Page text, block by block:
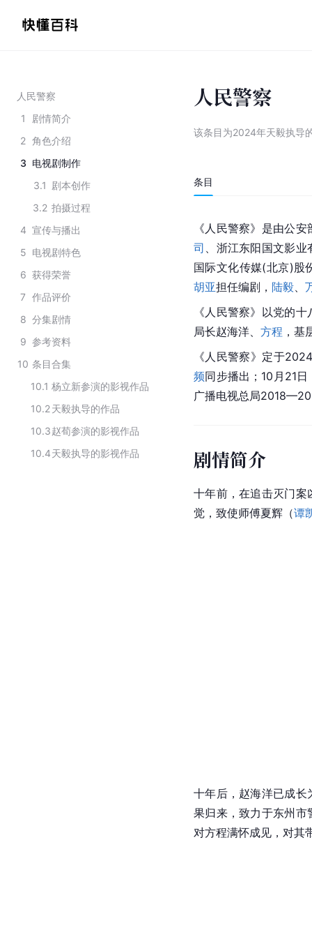
人民警察
1
剧情简介
2 角色介绍
3 电视剧制作
3.1 剧本创作
3.2 拍摄过程
4 宣传与播出
5 电视剧特色
6 获得荣誉
7 作品评价
8 分集剧情
9 参考资料
10 条目合集
10.1 杨立新参演的影视作品
10.2天毅执导的作品
10.3赵荀参演的影视作品
10.4天毅执导的影视作品
人民警察
该条目为2024年天毅执导
条目
《人民警察》是由公
司
、浙江东阳国文影
国际文化传媒(北京)股
胡亚担任编剧， 陆毅
《人民警察》以党的
局长赵海洋、 方程 ，
《人民警察》定于
频同步播出；10月21
广播电视总局
剧情简介
十年前，在追击灭门
觉，致使师傅夏辉（谭
十年后，赵海洋已成
果归来，致力于东州
对方程满怀成见，对其